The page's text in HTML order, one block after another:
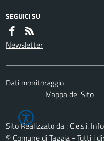
SEGUICI SU
Newsletter
Dati monitoraggio
Mappa del Sito
Sito Realizzato da : C.e.s.i.
© Comune di Taggia - Tutti i